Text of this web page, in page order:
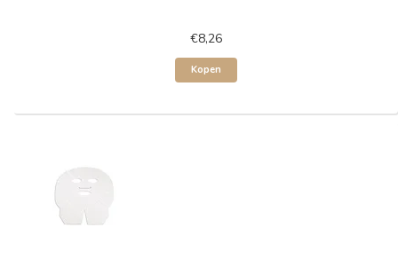
€8,26
Kopen